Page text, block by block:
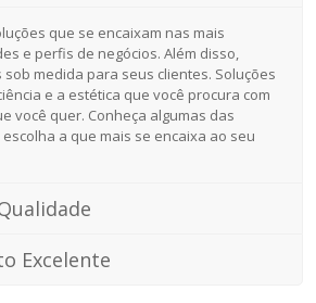
que se encaixam nas mais
e perfis de negócios. Além disso,
medida para seus clientes. Soluções
e a estética que você procura com
você quer. Conheça algumas das
a que mais se encaixa ao seu
Excelente